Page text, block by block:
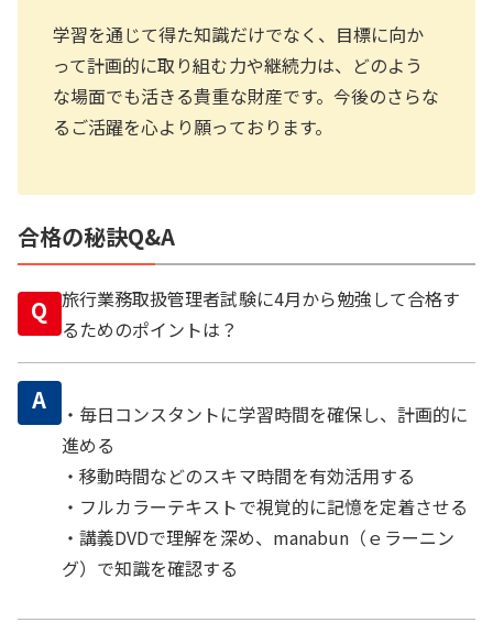
学習を通じて得た知識だけでなく、目標に向か
って計画的に取り組む力や継続力は、どのよう
な場面でも活きる貴重な財産です。今後のさらな
るご活躍を心より願っております。
合格の秘訣Q&A
Q 旅行業務取扱管理者試験に4月から勉強して合格す
るためのポイントは？
A
・毎日コンスタントに学習時間を確保し、計画的に
進める
・移動時間などのスキマ時間を有効活用する
・フルカラーテキストで視覚的に記憶を定着させる
・講義DVDで理解を深め、manabun（ｅラーニン
グ）で知識を確認する